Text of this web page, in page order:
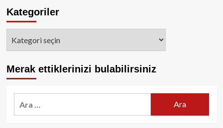
Kategoriler
Merak ettiklerinizi bulabilirsiniz